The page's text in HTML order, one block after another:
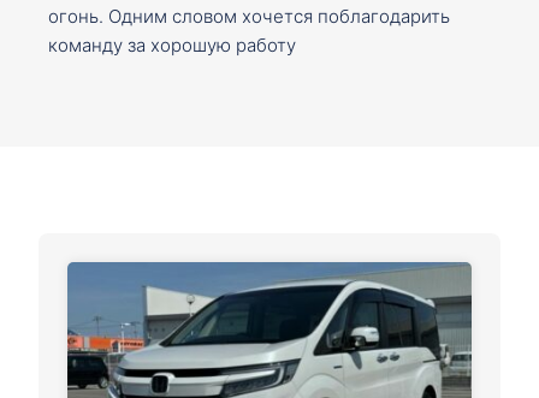
огонь. Одним словом хочется поблагодарить
команду за хорошую работу